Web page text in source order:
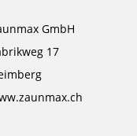
GmbH
17